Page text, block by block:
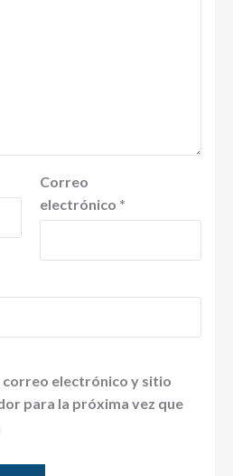
Correo
electrónico *
correo electrónico y sitio
para la próxima vez que